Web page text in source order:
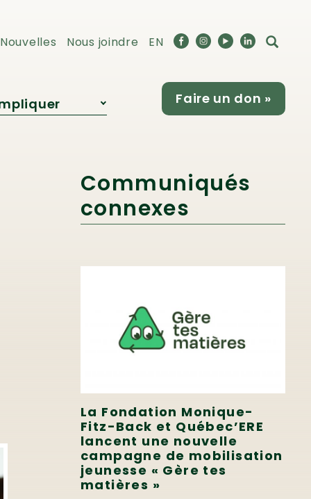
Nouvelles Nous joindre EN
Faire un don »
Communiqués
connexes
La Fondation Monique-
Fitz-Back et Québec’ERE
lancent une nouvelle
campagne de mobilisation
jeunesse « Gère tes
matières »